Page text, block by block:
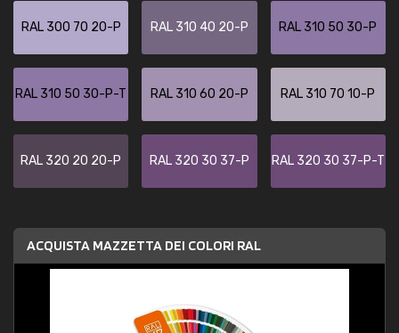
RAL 300 70 20-P RAL 310 40 20-P RAL 310 50 30-P
RAL 310 50 30-P-T RAL 310 60 20-P RAL 310 70 10-P
RAL 320 20 20-P RAL 320 30 37-P RAL 320 30 37-P-T
ACQUISTA MAZZETTA DEI COLORI RAL